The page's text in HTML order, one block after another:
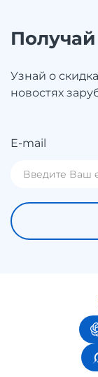
Узнай о
новостях
E-mail